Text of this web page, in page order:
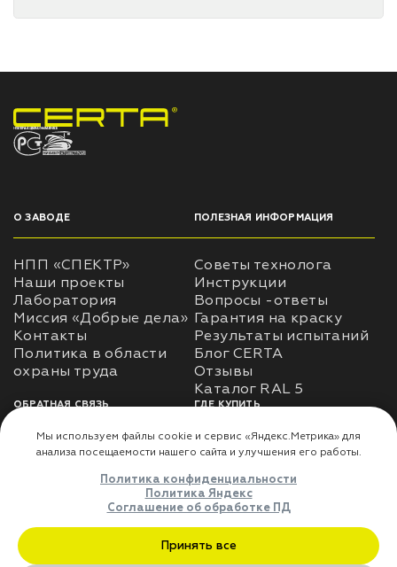
НПП «СПЕКТР» ЗАВОД ЛАКОКРАСОЧНЫХ МАТЕРИАЛОВ
О ЗАВОДЕ
НПП «СПЕКТР»
Наши проекты
Лаборатория
Миссия «Добрые дела»
Контакты
Политика в области
ПОЛЕЗНАЯ ИНФОРМАЦИЯ
Советы технолога
Инструкции
Вопросы -ответы
Гарантия на краску
Результаты испытаний
Блог CERTA
Отзывы
Каталог RAL 5
ОБРАТНАЯ СВЯЗЬ
Использование
использования личных
Оферта
ГДЕ КУПИТЬ
Доставка
Где купить
ДЛЯ ПАРТНЁРОВ